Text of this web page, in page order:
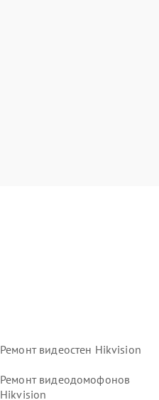
Ремонт видеостен Hikvision
Ремонт видеодомофонов
Hikvision